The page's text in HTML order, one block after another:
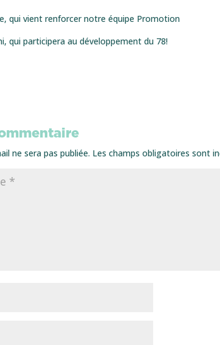
qui vient renforcer notre équipe Promotion
qui participera au développement du 78!
ne sera pas publiée. Les champs obligatoires sont